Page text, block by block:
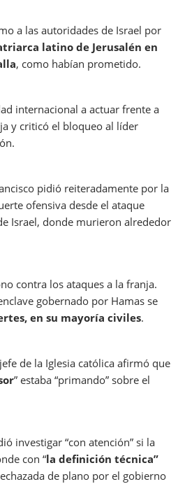
a las autoridades de Israel por
latino de Jerusalén en
, como habían prometido.
internacional a actuar frente a
y criticó el bloqueo al líder
pidió reiteradamente por la
ofensiva desde el ataque
Israel, donde murieron alrededor
contra los ataques a la franja.
gobernado por Hamas se
en su mayoría civiles.
de la Iglesia católica afirmó que
” estaba “primando” sobre el
investigar “con atención” si la
con “la definición técnica”
de plano por el gobierno